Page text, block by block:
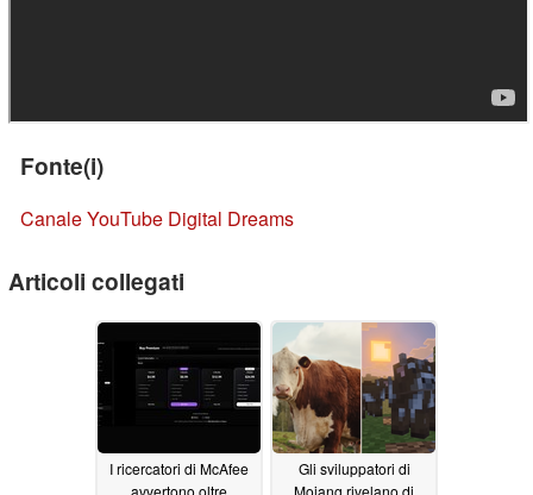
Fonte(i)
Canale YouTube Digital Dreams
Articoli collegati
I ricercatori di McAfee
avvertono oltre
Gli sviluppatori di
Mojang rivelano di